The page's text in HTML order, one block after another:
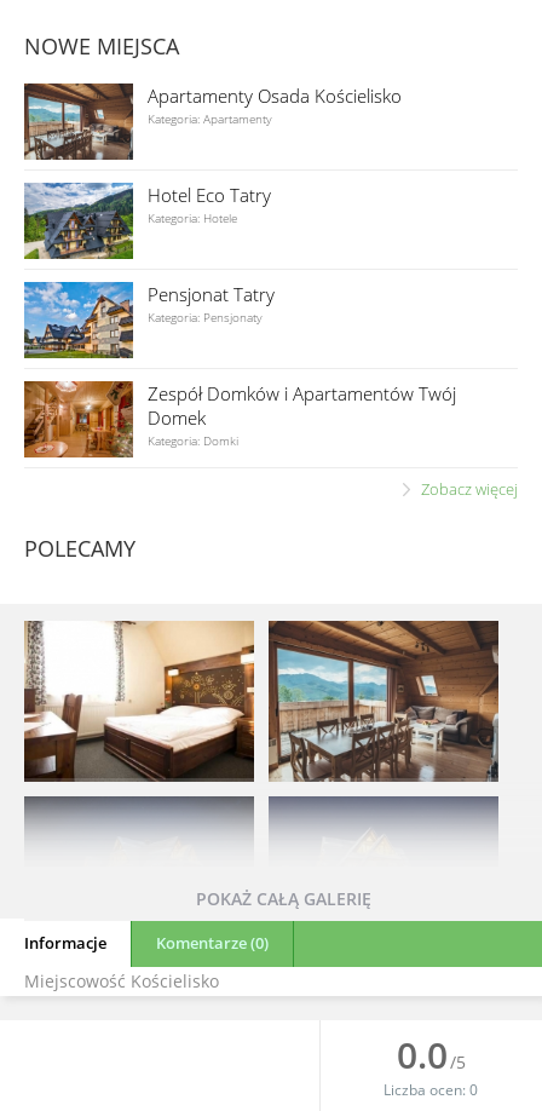
NOWE MIEJSCA
Apartamenty Osada Kościelisko
Kategoria: Apartamenty
Hotel Eco Tatry
Kategoria: Hotele
Pensjonat Tatry
Kategoria: Pensjonaty
Zespół Domków i Apartamentów Twój
Domek
Kategoria: Domki
Zobacz więcej
POLECAMY
POKAŻ CAŁĄ GALERIĘ
Informacje Komentarze (0)
Miejscowość Kościelisko
0.0/5
Liczba ocen:0